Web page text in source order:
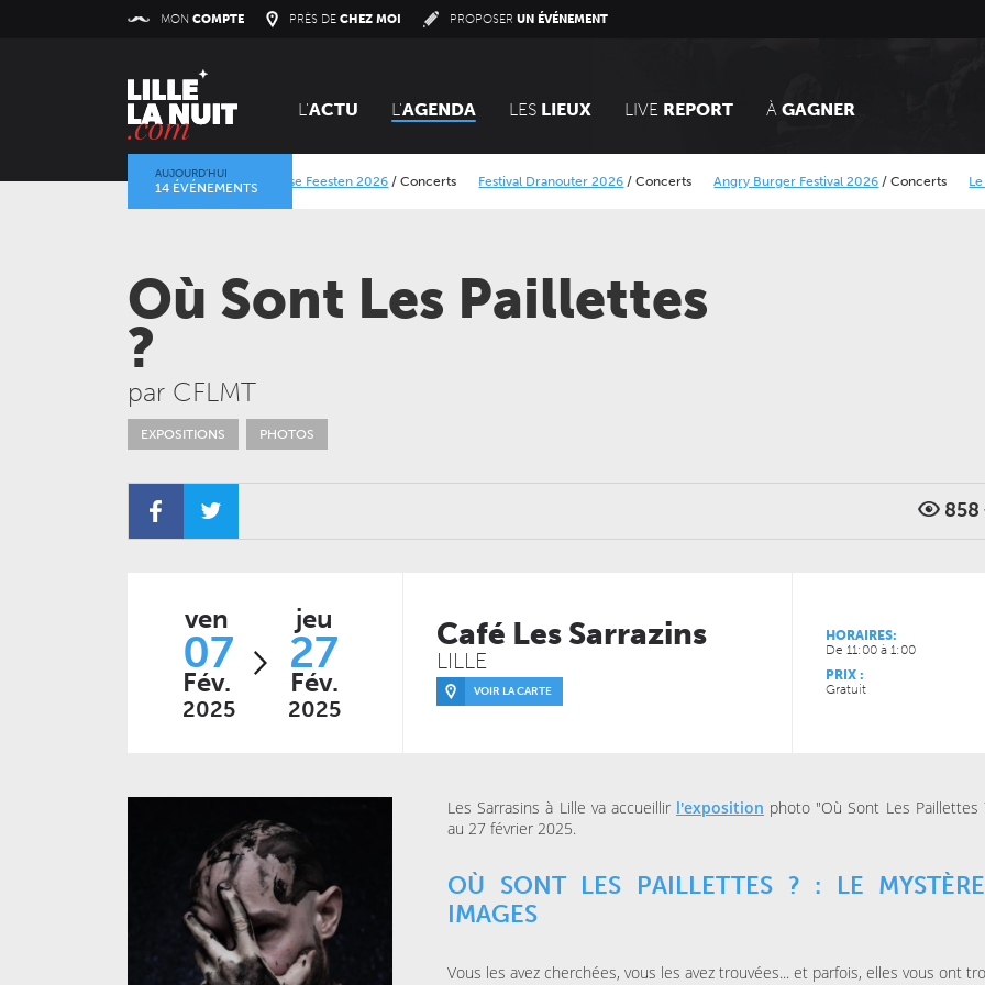
MON COMPTE PRÈS DE CHEZ MOI PROPOSERUN ÉVÉNEMENT
L'ACTU L'AGENDA LES LIEUX LIVE REPORT À GAGNER
AUJOURD’HUI
14 ÉVÉNEMENTS
Lokerse Feesten 2026/Concerts Festival Dranouter 2026/Concerts Angry Burger Festival 2026/Concerts Le Calais
Où Sont Les Paillettes
?
par CFLMT
EXPOSITIONS PHOTOS
858
ven
07
Fév.
2025
jeu
27
Fév.
2025
Café Les Sarrazins
LILLE
VOIR LA CARTE
HORAIRES:
De 11:00 à 1:00
PRIX :
Gratuit
Les Sarrasins à Lille va accueillir l'exposition photo "Où Sont Les Paillettes
au 27 février 2025.
OÙ SONT LES PAILLETTES ? : LE
IMAGES
Vous les avez cherchées, vous les avez trouvées... et parfois, elles vous ont
VENDREDI 11 DÉCEMBRE 2026
CONCERTS
LE NOUVEAU SIÈCLE
de l’ONL
DIMANCHE 14 MARS 2027
CONCERTS
Voyage symphonique au
JEUDI 13 MAI 2027
JEUDI 29 OCTOBRE 2026
JEUDI 19 NOVEMBRE 2026
SPECTACLES
THÉÂTRE MASSENET
Surtout pas le